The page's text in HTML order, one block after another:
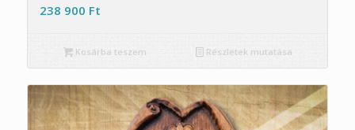
238 900 Ft
Kosárba teszem Részletek mutatása